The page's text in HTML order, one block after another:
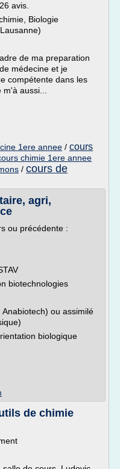
avis.
Biologie
de ma preparation
médecine et je
compétente dans les
aussi...
1ere annee / cours
chimie 1ere annee
/ cours de
agri,
ou précédente :
biotechnologies
Anabiotech) ou assimilé
biologique
de chimie